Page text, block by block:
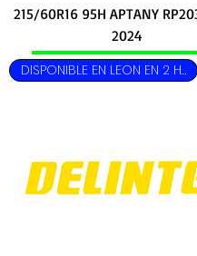
215/60R16 95H APTANY
2024
DISPONIBLE EN LEON EN 2 HRS